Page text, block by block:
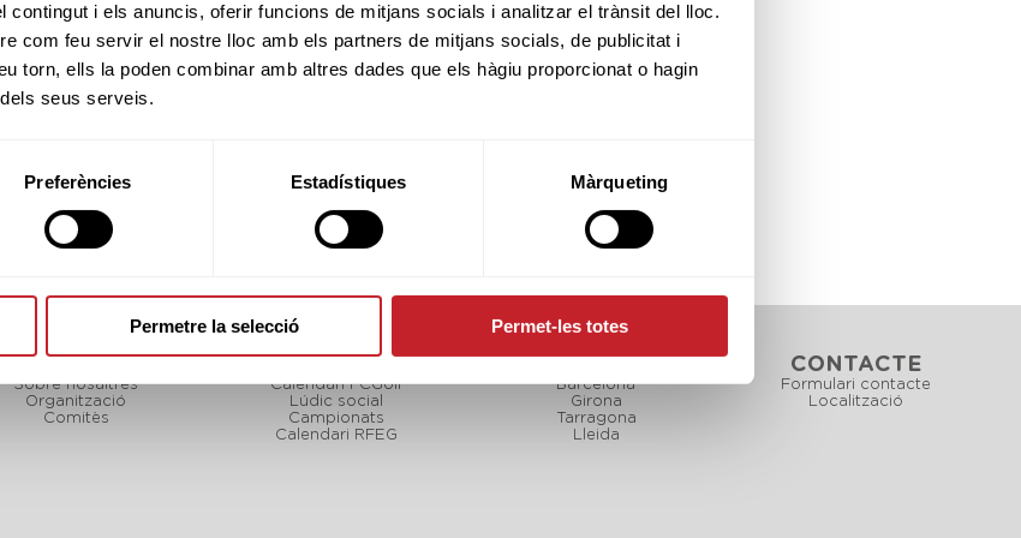
contingut i els anuncis, oferir funcions de mitjans socials i analitzar el trànsit del lloc.
com feu servir el nostre lloc amb els partners de mitjans socials, de publicitat i
torn, ells la poden combinar amb altres dades que els hàgiu proporcionat o hagin
seus serveis.
Preferències Estadístiques Màrqueting
Permetre la selecció Permet-les totes
Sobre nosaltres
Organització
Comitès
Calendari FCGolf
Lúdic social
Campionats
Calendari RFEG
Barcelona
Girona
Tarragona
Lleida
CONTACTE
Formulari contacte
Localització